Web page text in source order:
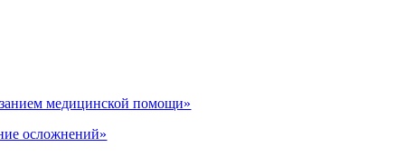
медицинской помощи»
осложнений»